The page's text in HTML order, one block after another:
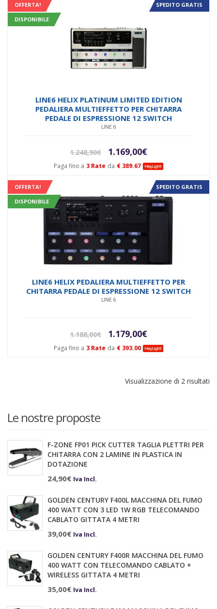
OFFERTA!
DISPONIBILE
SPEDITO GRATIS
Paga fino a 3 Rate da € 389.67
LINE6 HELIX PLATINUM LIMITED EDITION
PEDALIERA MULTIEFFETTO PER CHITARRA
PEDALE DI ESPRESSIONE 12 SWITCH
LINE 6
1.248,90€
Il
originale
1.169,00€Il
attuale
1.169,00€.
OFFERTA!
DISPONIBILE
SPEDITO GRATIS
Paga fino a 3 Rate da € 393.00
LINE6 HELIX PEDALIERA MULTIEFFETTO PER
CHITARRA PEDALE DI ESPRESSIONE 12 SWITCH
LINE 6
1.188,00€
Il
originale
1.179,00€Il
attuale
Visualizzazione di 2 risultati
Le nostre proposte
F-ZONE FP01 PICK CUTTER TAGLIA PLETTRI PER
CHITARRA CON 2 LAMINE IN PLASTICA IN
DOTAZIONE
24,90€ Iva Incl.
GOLDEN CENTURY F400L MACCHINA DEL FUMO
400 WATT CON 3 LED 1W RGB TELECOMANDO
CABLATO GITTATA 4 METRI
39,00€ Iva Incl.
GOLDEN CENTURY F400R MACCHINA DEL FUMO
400 WATT CON TELECOMANDO CABLATO +
WIRELESS GITTATA 4 METRI
35,00€ Iva Incl.